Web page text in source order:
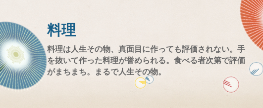
料理
料理は人生その物、真面目に作っても評価されない。手
を抜いて作った料理が誉められる。食べる者次第で評価
がまちまち。まるで人生その物。